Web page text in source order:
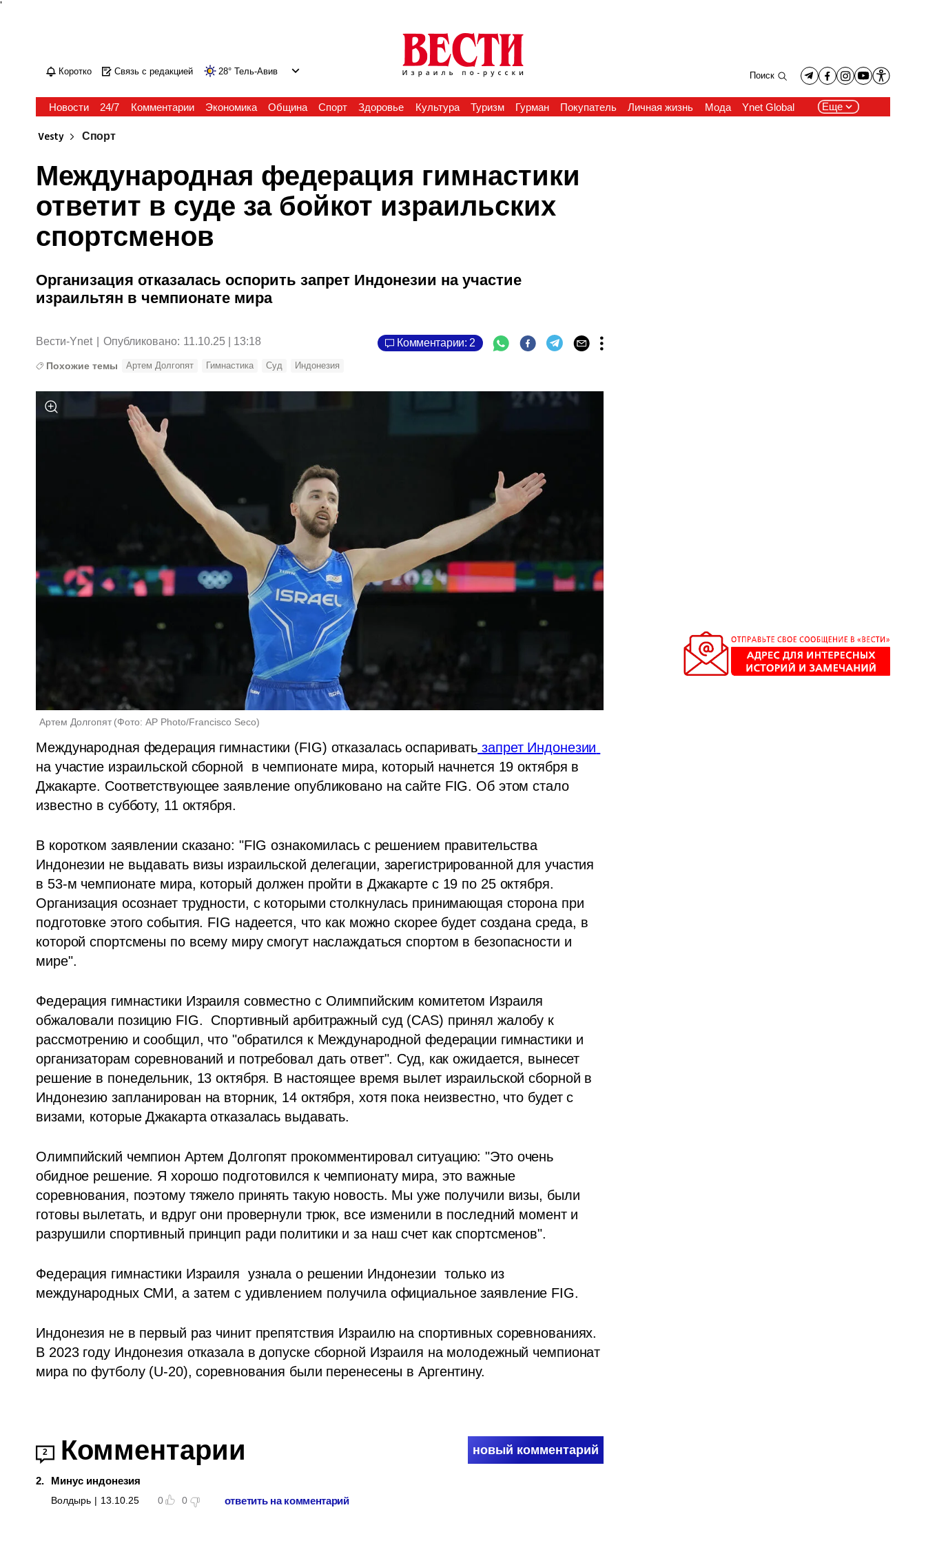
'
Коротко Связь с редакцией 28° Тель-Авив Поиск
Новости 24/7 Комментарии Экономика Община Спорт Здоровье Культура Туризм Гурман Покупатель Личная жизнь Мода Ynet Global Еще
Vesty Спорт
Международная федерация гимнастики
ответит в суде за бойкот израильских
спортсменов
Организация отказалась оспорить запрет Индонезии на участие
израильтян в чемпионате мира
Вести-Ynet Опубликовано: 11.10.25 | 13:18 Комментарии: 2
Похожие темы Артем Долгопят Гимнастика Суд Индонезия
Артем Долгопят (Фото: AP Photo/Francisco Seco)
Международная федерация гимнастики (FIG) отказалась оспаривать
на участие израильской сборной  в чемпионате мира, который начнется 19 октября в
Джакарте. Соответствующее заявление опубликовано на сайте FIG. Об этом стало
известно в субботу, 11 октября.
В коротком заявлении сказано: "FIG ознакомилась с решением правительства
Индонезии не выдавать визы израильской делегации, зарегистрированной для участия
в 53-м чемпионате мира, который должен пройти в Джакарте с 19 по 25 октября.
Организация осознает трудности, с которыми столкнулась принимающая сторона при
подготовке этого события. FIG надеется, что как можно скорее будет создана среда, в
которой спортсмены по всему миру смогут наслаждаться спортом в безопасности и
мире".
Федерация гимнастики Израиля совместно с Олимпийским комитетом Израиля
обжаловали позицию FIG.  Спортивный арбитражный суд (CAS) принял жалобу к
рассмотрению и сообщил, что "обратился к Международной федерации гимнастики и
организаторам соревнований и потребовал дать ответ". Суд, как ожидается, вынесет
решение в понедельник, 13 октября. В настоящее время вылет израильской сборной в
Индонезию запланирован на вторник, 14 октября, хотя пока неизвестно, что будет с
визами, которые Джакарта отказалась выдавать.
Олимпийский чемпион Артем Долгопят прокомментировал ситуацию: "Это очень
обидное решение. Я хорошо подготовился к чемпионату мира, это важные
соревнования, поэтому тяжело принять такую новость. Мы уже получили визы, были
готовы вылетать, и вдруг они провернули трюк, все изменили в последний момент и
разрушили спортивный принцип ради политики и за наш счет как спортсменов".
Федерация гимнастики Израиля  узнала о решении Индонезии  только из
международных СМИ, а затем с удивлением получила официальное заявление FIG.
Индонезия не в первый раз чинит препятствия Израилю на спортивных соревнованиях.
В 2023 году Индонезия отказала в допуске сборной Израиля на молодежный чемпионат
мира по футболу (U-20), соревнования были перенесены в Аргентину.
2 Комментарии новый комментарий
2. Минус индонезия
Волдырь | 13.10.25 0 0 ответить на комментарий